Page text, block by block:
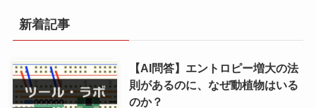
新着記事
【AI問答】エントロピー増大の法
則があるのに、なぜ動植物はいる
のか？